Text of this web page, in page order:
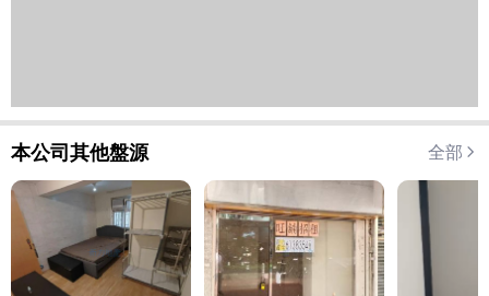
本公司其他盤源 全部